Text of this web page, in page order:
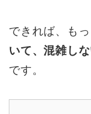
できれば、もっ
いて、混雑し
です。